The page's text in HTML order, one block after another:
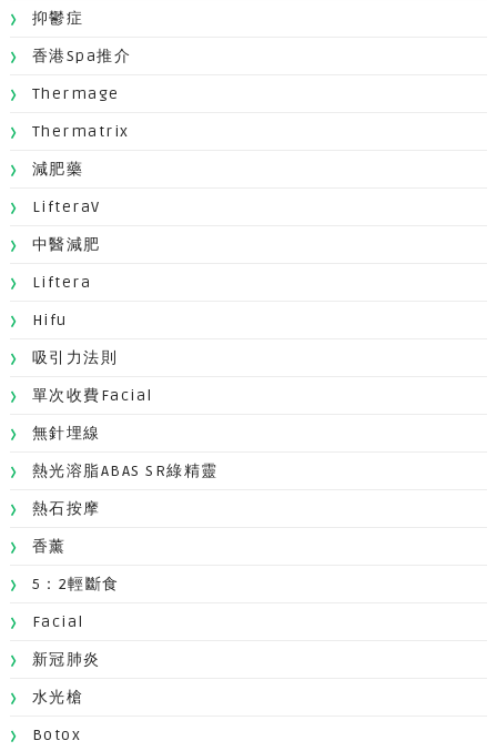
抑鬱症
香港Spa推介
Thermage
Thermatrix
減肥藥
LifteraV
中醫減肥
Liftera
Hifu
吸引力法則
單次收費facial
無針埋線
熱光溶脂ABAS SR綠精靈
熱石按摩
香薰
5：2輕斷食
Facial
新冠肺炎
水光槍
Botox